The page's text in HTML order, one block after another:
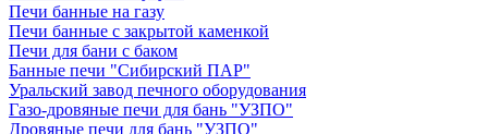
Печи банные на газу
Печи банные с закрытой каменкой
Печи для бани с баком
Банные печи "Сибирский ПАР"
Уральский завод печного оборудования
Газо-дровяные печи для бань "УЗПО"
Дровяные печи для бань "УЗПО"